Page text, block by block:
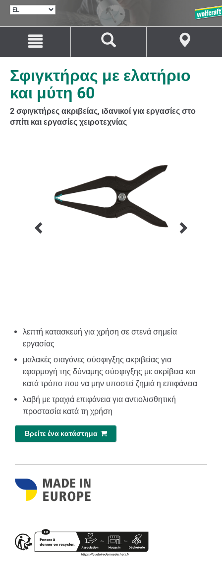
ΕΠΙΛΟΓΉ
Μετάβαση
περιεχόμενο
Μετάβαση
πλοήγηση
Σφιγκτήρας με ελατήριο
και μύτη 60
2 σφιγκτήρες ακριβείας, ιδανικοί για εργασίες στο
σπίτι και εργασίες χειροτεχνίας
λεπτή κατασκευή για χρήση σε στενά σημεία
εργασίας
μαλακές σιαγόνες σύσφιγξης ακριβείας για
εφαρμογή της δύναμης σύσφιγξης με ακρίβεια και
κατά τρόπο που να μην υποστεί ζημιά η επιφάνεια
λαβή με τραχιά επιφάνεια για αντιολισθητική
προστασία κατά τη χρήση
Βρείτε ένα κατάστημα